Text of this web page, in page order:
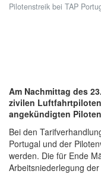
Pilotenstreik bei TAP
Am Nachmittag des
zivilen
angekündigten
Bei den
Portugal und der
werden. Die für Ende
Arbeitsniederlegung